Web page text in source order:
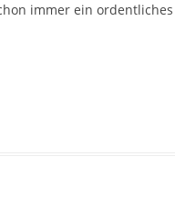
immer ein